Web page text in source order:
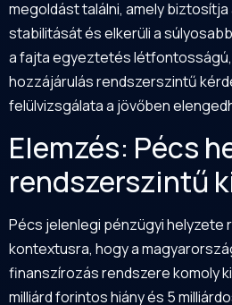
megoldást találni, amely
stabilitását és elkerüli a
a fajta egyeztetés létfontosságú,
hozzájárulás rendszerszintű
felülvizsgálata a jövőben
Elemzés: Pécs
rendszerszintű
Pécs jelenlegi pénzügyi helyzete
kontextusra, hogy a
finanszírozás rendszere komoly
milliárd forintos hiány és 5